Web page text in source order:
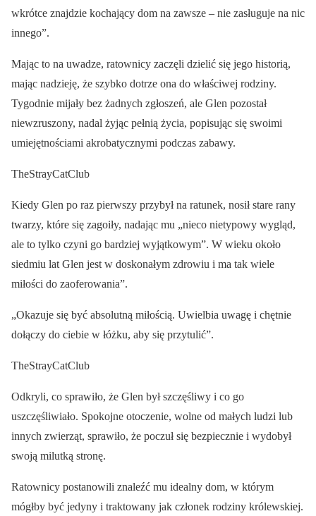
wkrótce znajdzie kochający dom na zawsze – nie zasługuje na nic
innego”.
Mając to na uwadze, ratownicy zaczęli dzielić się jego historią,
mając nadzieję, że szybko dotrze ona do właściwej rodziny.
Tygodnie mijały bez żadnych zgłoszeń, ale Glen pozostał
niewzruszony, nadal żyjąc pełnią życia, popisując się swoimi
umiejętnościami akrobatycznymi podczas zabawy.
TheStrayCatClub
Kiedy Glen po raz pierwszy przybył na ratunek, nosił stare rany
twarzy, które się zagoiły, nadając mu „nieco nietypowy wygląd,
ale to tylko czyni go bardziej wyjątkowym”. W wieku około
siedmiu lat Glen jest w doskonałym zdrowiu i ma tak wiele
miłości do zaoferowania”.
„Okazuje się być absolutną miłością. Uwielbia uwagę i chętnie
dołączy do ciebie w łóżku, aby się przytulić”.
TheStrayCatClub
Odkryli, co sprawiło, że Glen był szczęśliwy i co go
uszczęśliwiało. Spokojne otoczenie, wolne od małych ludzi lub
innych zwierząt, sprawiło, że poczuł się bezpiecznie i wydobył
swoją milutką stronę.
Ratownicy postanowili znaleźć mu idealny dom, w którym
mógłby być jedyny i traktowany jak członek rodziny królewskiej.